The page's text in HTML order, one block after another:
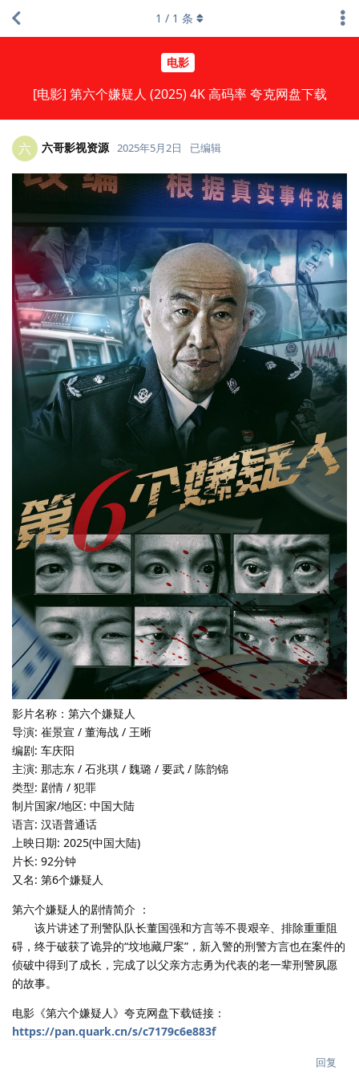
电影
[电影] 第六个嫌疑人 (2025) 4K 高码率 夸克网盘下载
1 / 1 条
六 六哥影视资源 2025年5月2日 已编辑
影片名称：第六个嫌疑人
导演: 崔景宣 / 董海战 / 王晰
编剧: 车庆阳
主演: 那志东 / 石兆琪 / 魏璐 / 要武 / 陈韵锦
类型: 剧情 / 犯罪
制片国家/地区: 中国大陆
语言: 汉语普通话
上映日期: 2025(中国大陆)
片长: 92分钟
又名: 第6个嫌疑人
第六个嫌疑人的剧情简介 ：
该片讲述了刑警队队长董国强和方言等不畏艰辛、排除重重阻
碍，终于破获了诡异的“坟地藏尸案”，新入警的刑警方言也在案件的
侦破中得到了成长，完成了以父亲方志勇为代表的老一辈刑警夙愿
的故事。
电影《第六个嫌疑人》夸克网盘下载链接：
https://pan.quark.cn/s/c7179c6e883f
回复